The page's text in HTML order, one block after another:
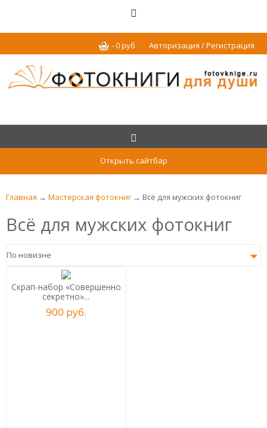
Авторизация / Регистрация
-0руб.
Открыть сайтбар
Главная → Мастерская фотокниг → Всё для мужских фотокниг
Всё для мужских фотокниг
Скрап-набор «Совершенно
секретно»...
900 руб.